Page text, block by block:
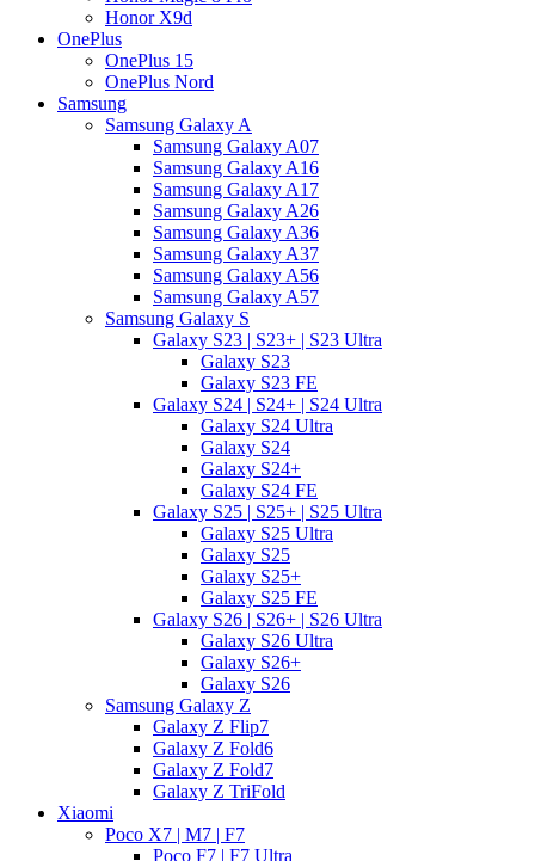
Honor X9d
OnePlus
OnePlus 15
OnePlus Nord
Samsung
Samsung Galaxy A
Samsung Galaxy A07
Samsung Galaxy A16
Samsung Galaxy A17
Samsung Galaxy A26
Samsung Galaxy A36
Samsung Galaxy A37
Samsung Galaxy A56
Samsung Galaxy A57
Samsung Galaxy S
Galaxy S23 | S23+ | S23 Ultra
Galaxy S23
Galaxy S23 FE
Galaxy S24 | S24+ | S24 Ultra
Galaxy S24 Ultra
Galaxy S24
Galaxy S24+
Galaxy S24 FE
Galaxy S25 | S25+ | S25 Ultra
Galaxy S25 Ultra
Galaxy S25
Galaxy S25+
Galaxy S25 FE
Galaxy S26 | S26+ | S26 Ultra
Galaxy S26 Ultra
Galaxy S26+
Galaxy S26
Samsung Galaxy Z
Galaxy Z Flip7
Galaxy Z Fold6
Galaxy Z Fold7
Galaxy Z TriFold
Xiaomi
Poco X7 | M7 | F7
Poco F7 | F7 Ultra